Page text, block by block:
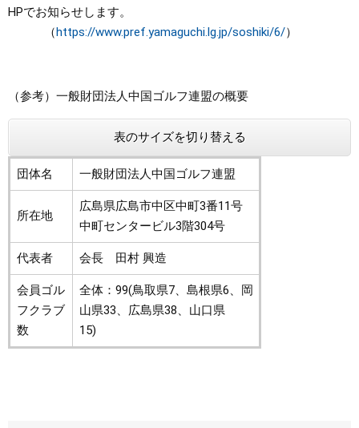
HPでお知らせします。
（https://www.pref.yamaguchi.lg.jp/soshiki/6/）
（参考）一般財団法人中国ゴルフ連盟の概要
表のサイズを切り替える
団体名 一般財団法人中国ゴルフ連盟
所在地
広島県広島市中区中町3番11号
中町センタービル3階304号
代表者 会長 田村 興造
会員ゴル
フクラブ
数
全体：99(鳥取県7、島根県6、岡
山県33、広島県38、山口県
15)